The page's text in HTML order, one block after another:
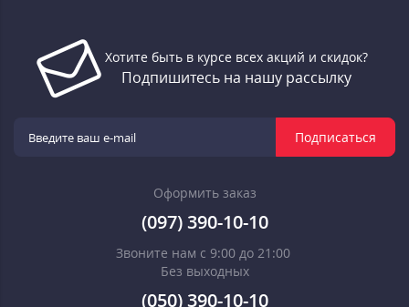
Хотите быть в курсе всех акций и скидок?
Подпишитесь на нашу рассылку
Подписаться
Оформить заказ
(097) 390-10-10
Звоните нам с 9:00 до 21:00
Без выходных
(050) 390-10-10